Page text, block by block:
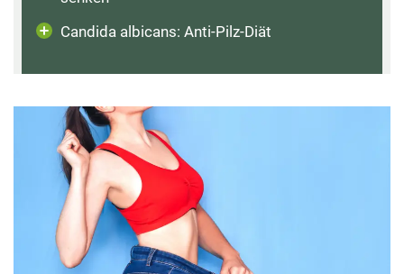
Candida albicans: Anti-Pilz-Diät